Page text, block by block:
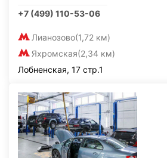
+7 (499) 110-53-06
Лианозово(1,72 км)
Яхромская(2,34 км)
Лобненская, 17 стр.1